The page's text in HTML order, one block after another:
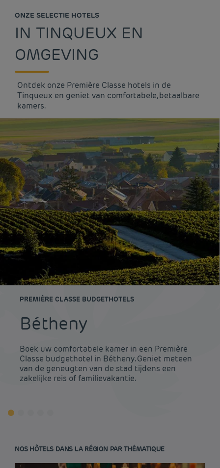
ONZE SELECTIE HOTELS
IN TINQUEUX EN
OMGEVING
Ontdek onze Première Classe hotels in de
Tinqueux en geniet van comfortabele, betaalbare
kamers.
PREMIÈRE CLASSE BUDGETHOTELS
Bétheny
Boek uw comfortabele kamer in een Première
Classe budgethotel in Bétheny. Geniet meteen
van de geneugten van de stad tijdens een
zakelijke reis of familievakantie.
NOS HÔTELS DANS LA RÉGION PAR THÉMATIQUE